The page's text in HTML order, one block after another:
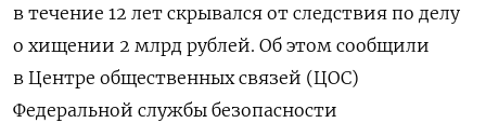
в течение 12 лет скрывался от следствия по делу
о хищении 2 млрд рублей. Об этом сообщили
в Центре общественных связей (ЦОС)
Федеральной службы безопасности